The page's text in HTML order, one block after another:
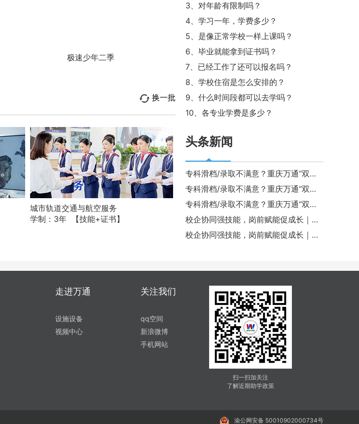
2024年，重庆万通职业学校一
期夏令营招募
2024五一晚会集锦
2024五一晚会续（二）
趣味运动会
新生采访一
新生采访二
新生采访三
2024军训生活纪录（一）
2024军训生活纪录（二）
2024军训生活纪录（四）
2024军训生活纪录（五）
2024军训生活纪录（六）
2024焊接第五期技能大赛锦集
2024焊接第五期技能大赛锦集
极速少年二季
换一批
城市轨道交通与航空服务
学制：3年 【技能+证书】
3、对年龄有限制吗？
4、学习一年，学费多少？
5、是像正常学校一样上课吗？
6、毕业就能拿到证书吗？
7、已经工作了还可以报名吗？
8、学校住宿是怎么安排的？
9、什么时间段都可以去学吗？
10、各专业学费是多少？
头条新闻
专科滑档/录取不满意？重庆万通“双高
人才培养计划”补录啦，8.8-8.9航轨专
业专场面试！
专科滑档/录取不满意？重庆万通“双高
人才培养计划”补录啦，8.8-8.9航轨专
业专场面试！
专科滑档/录取不满意？重庆万通“双高
人才培养计划”补录啦，8.8-8.9航轨专
业专场面试！
校企协同强技能，岗前赋能促成长｜宁
波驰田集团进校开展岗前强化培训
校企协同强技能，岗前赋能促成长｜宁
走进万通
设施设备
视频中心
关注我们
qq空间
新浪微博
手机网站
扫一扫加关注
了解近期助学政策
渝公网安备 50010902000734号